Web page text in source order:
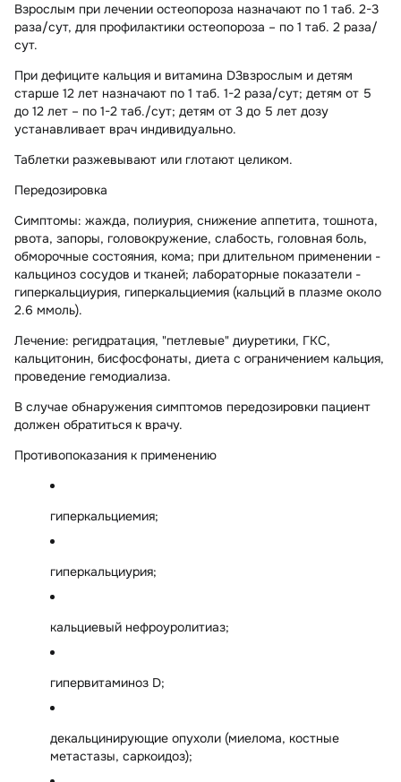
Взрослым при лечении остеопороза назначают по 1 таб. 2-3
раза/сут, для профилактики остеопороза – по 1 таб. 2 раза/
сут.
При дефиците кальция и витамина D3взрослым и детям
старше 12 лет назначают по 1 таб. 1-2 раза/сут; детям от 5
до 12 лет – по 1-2 таб./сут; детям от 3 до 5 лет дозу
устанавливает врач индивидуально.
Таблетки разжевывают или глотают целиком.
Передозировка
Симптомы: жажда, полиурия, снижение аппетита, тошнота,
рвота, запоры, головокружение, слабость, головная боль,
обморочные состояния, кома; при длительном применении -
кальциноз сосудов и тканей; лабораторные показатели -
гиперкальциурия, гиперкальциемия (кальций в плазме около
2.6 ммоль).
Лечение: регидратация, "петлевые" диуретики, ГКС,
кальцитонин, бисфосфонаты, диета с ограничением кальция,
проведение гемодиализа.
В случае обнаружения симптомов передозировки пациент
должен обратиться к врачу.
Противопоказания к применению
гиперкальциемия;
гиперкальциурия;
кальциевый нефроуролитиаз;
гипервитаминоз D;
декальцинирующие опухоли (миелома, костные
метастазы, саркоидоз);